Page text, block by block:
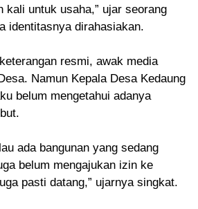
kali untuk usaha,” ujar seorang
identitasnya dirahasiakan.
resmi, awak media
Namun Kepala Desa Kedaung
belum mengetahui adanya
ada bangunan yang sedang
belum mengajukan izin ke
pasti datang,” ujarnya singkat.